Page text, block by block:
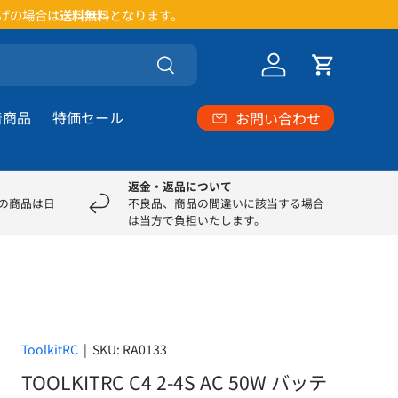
。
検索 ログインカート
品 特価セール お問い合わせ
商品は日
返金・返品について
不良品、商品の間違いに該当する場合
は当方で負担いたします。
ToolkitRC | SKU: RA0133
TOOLKITRC C4 2-4S AC 50W バッテ